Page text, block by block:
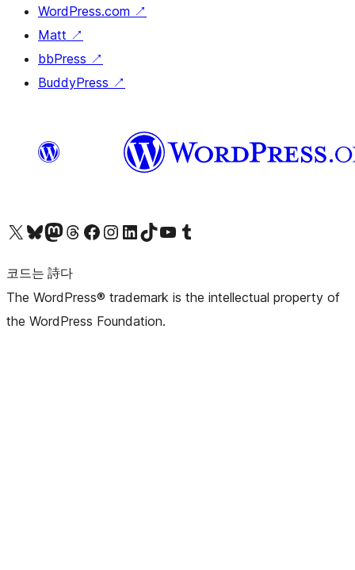
WordPress.com ↗
Matt ↗
bbPress ↗
BuddyPress ↗
X(이전 트위터) 계정 방문하기블루스카이 계정 방문하기마스토돈 계정 방문하기스레드 계정 방문하기 페이스북 페이지 방문하기인스타그램 계정 방문하기 LinkedIn 계정 방문하기틱톡 계정 방문하기유튜브 채널 방문하기 텀블러 계정 방문하기
코드는 詩다
The WordPress® trademark is the intellectual property of
the WordPress Foundation.